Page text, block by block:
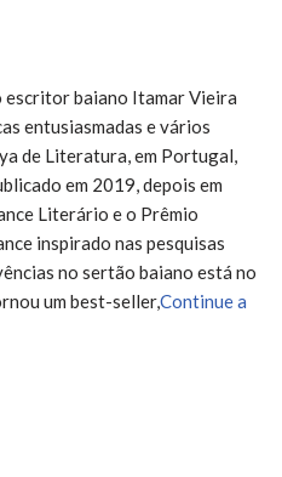
baiano Itamar Vieira
entusiasmadas e vários
de Literatura, em Portugal,
em 2019, depois em
Literário e o Prêmio
inspirado nas pesquisas
no sertão baiano está no
um best-seller,Continue a